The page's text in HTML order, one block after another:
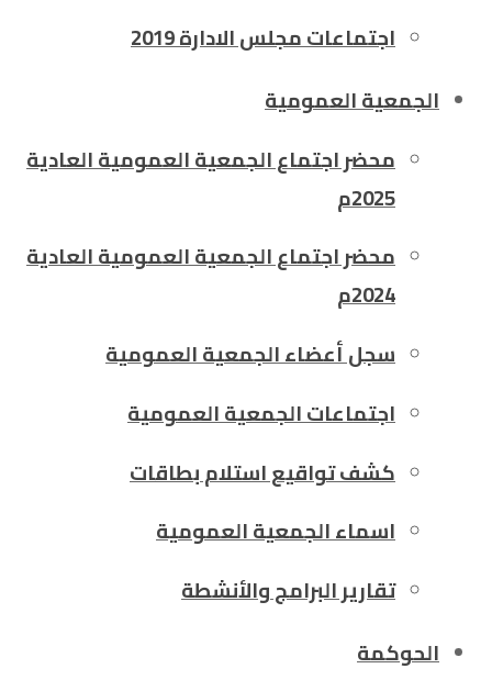
اجتماعات مجلس الادارة 2019
الجمعية العمومية
محضر اجتماع الجمعية العمومية العادية
2025م
محضر اجتماع الجمعية العمومية العادية
2024م
سجل أعضاء الجمعية العمومية
اجتماعات الجمعية العمومية
كشف تواقيع استلام بطاقات
اسماء الجمعية العمومية
تقارير البرامج والأنشطة
الحوكمة